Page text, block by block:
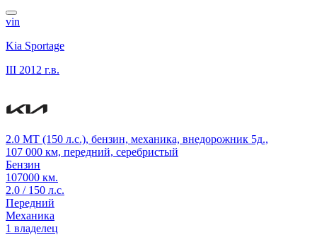
vin
Kia Sportage
III 2012 г.в.
2.0 MT (150 л.с.), бензин, механика, внедорожник 5д.,
107 000 км, передний, серебристый
Бензин
107000 км.
2.0 / 150 л.с.
Передний
Механика
1 владелец